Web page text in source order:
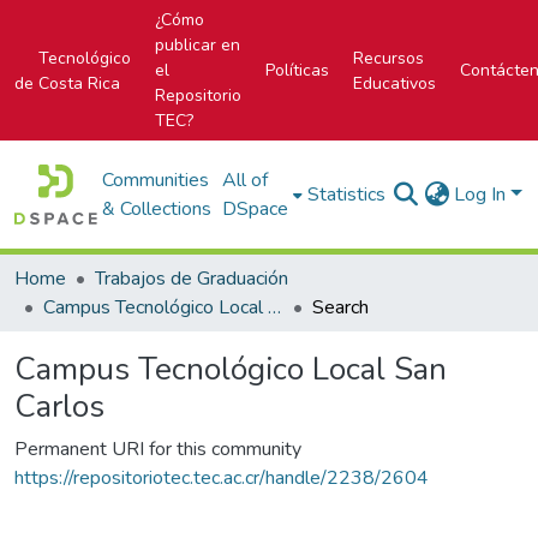
Tecnológico
de Costa Rica
¿Cómo
publicar en
el
Repositorio
TEC?
Políticas
Recursos
Educativos
Communities
& Collections
All of
DSpace
Statistics Log In
Home
Trabajos de Graduación
Campus Tecnológico Local San Carlos
Search
Campus Tecnológico Local San
Carlos
Permanent URI for this community
https://repositoriotec.tec.ac.cr/handle/2238/2604